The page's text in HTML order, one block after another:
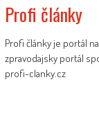
Profi články
Profi články je portál
zpravodajsky portál
profi-clanky.cz